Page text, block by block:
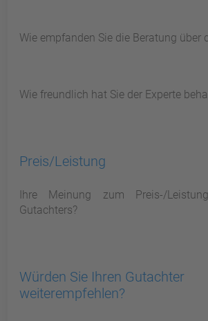
Wie empfanden Sie die Beratung über
Wie freundlich hat Sie der Experte
Preis/Leistung
Ihre Meinung zum Preis-/
Gutachters?
Würden Sie Ihren Gutachter
weiterempfehlen?